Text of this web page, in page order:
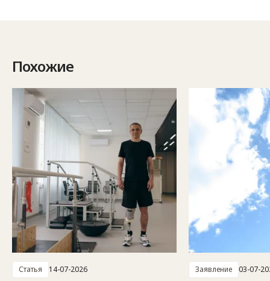
Похожие
Статья 14-07-2026 Заявление 03-07-